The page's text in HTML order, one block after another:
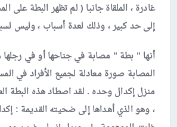
غادرة ، الملقاة جانبا ( لم تظهر البطة على
إلى حد كبير ، وذلك لعدة أسباب ، وليس
أنها ” بطة ” مصابة في جناحها أو في
المصابة صورة معادلة لجميع الأفراد في
منزل إكدال وحده . لقد اصطاد هذه البطة
، وهو الذي أهداها إلى ضحيته القديمة :